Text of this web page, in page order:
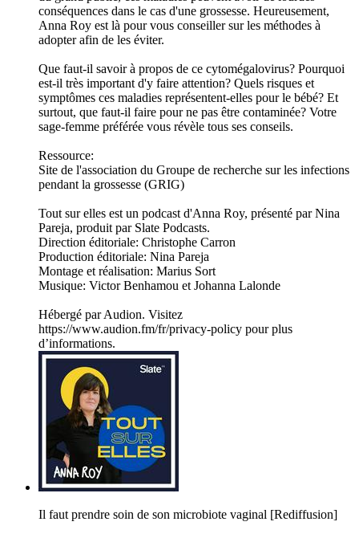
conséquences dans le cas d'une grossesse. Heureusement,
Anna Roy est là pour vous conseiller sur les méthodes à
adopter afin de les éviter.
Que faut-il savoir à propos de ce cytomégalovirus? Pourquoi
est-il très important d'y faire attention? Quels risques et
symptômes ces maladies représentent-elles pour le bébé? Et
surtout, que faut-il faire pour ne pas être contaminée? Votre
sage-femme préférée vous révèle tous ses conseils.
Ressource:
Site de l'association du Groupe de recherche sur les infections
pendant la grossesse (GRIG)
Tout sur elles est un podcast d'Anna Roy, présenté par Nina
Pareja, produit par Slate Podcasts.
Direction éditoriale: Christophe Carron
Production éditoriale: Nina Pareja
Montage et réalisation: Marius Sort
Musique: Victor Benhamou et Johanna Lalonde
Hébergé par Audion. Visitez
https://www.audion.fm/fr/privacy-policy pour plus
d’informations.
Il faut prendre soin de son microbiote vaginal [Rediffusion]